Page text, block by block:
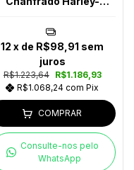
R$1.223,64
R$1.186,93
R$1.068,24com Pix
12 x de R$98,91 sem
juros
COMPRAR
Consulte-nos pelo
WhatsApp